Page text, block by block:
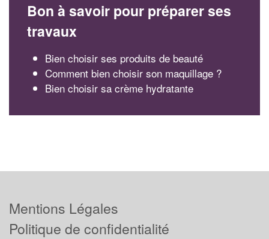
Bon à savoir pour préparer ses
travaux
Bien choisir ses produits de beauté
Comment bien choisir son maquillage ?
Bien choisir sa crème hydratante
Mentions Légales
Politique de confidentialité